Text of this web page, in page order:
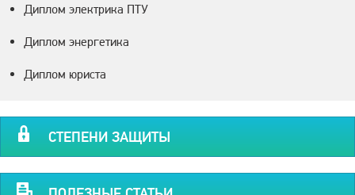
Диплом электрика ПТУ
Диплом энергетика
Диплом юриста
СТЕПЕНИ ЗАЩИТЫ